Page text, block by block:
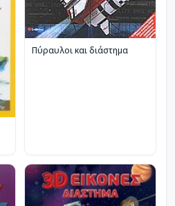
Πύραυλοι και διάστημα